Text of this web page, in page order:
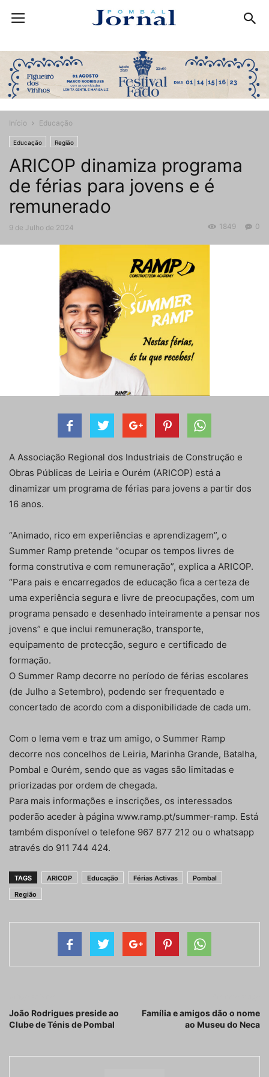
Início Educação
Educação Região
ARICOP dinamiza programa
de férias para jovens e é
remunerado
9 de Julho de 2024 0
1849
A Associação Regional dos Industriais de Construção e
Obras Públicas de Leiria e Ourém (ARICOP) está a
dinamizar um programa de férias para jovens a partir dos
16 anos.
“Animado, rico em experiências e aprendizagem”, o
Summer Ramp pretende “ocupar os tempos livres de
forma construtiva e com remuneração”, explica a ARICOP.
“Para pais e encarregados de educação fica a certeza de
uma experiência segura e livre de preocupações, com um
programa pensado e desenhado inteiramente a pensar nos
jovens” e que inclui remuneração, transporte,
equipamento de protecção, seguro e certificado de
formação.
O Summer Ramp decorre no período de férias escolares
(de Julho a Setembro), podendo ser frequentado e
concertado de acordo com a disponibilidade de cada um.
Com o lema vem e traz um amigo, o Summer Ramp
decorre nos concelhos de Leiria, Marinha Grande, Batalha,
Pombal e Ourém, sendo que as vagas são limitadas e
priorizadas por ordem de chegada.
Para mais informações e inscrições, os interessados
poderão aceder à página www.ramp.pt/summer-ramp. Está
também disponível o telefone 967 877 212 ou o whatsapp
através do 911 744 424.
TAGS ARICOP Educação Férias Activas
Pombal
Região
João Rodrigues preside ao
Clube de Ténis de Pombal
Família e amigos dão o nome
ao Museu do Neca